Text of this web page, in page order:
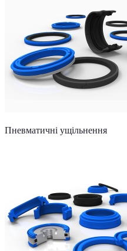
Пневматичні ущільнення